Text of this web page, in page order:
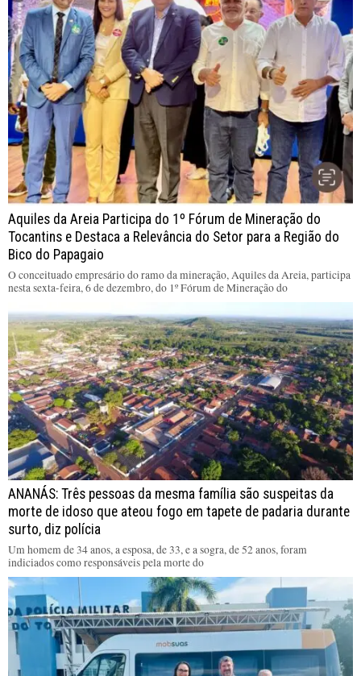
Aquiles da Areia Participa do 1º Fórum de Mineração do
Tocantins e Destaca a Relevância do Setor para a Região do
Bico do Papagaio
O conceituado empresário do ramo da mineração, Aquiles da Areia, participa
nesta sexta-feira, 6 de dezembro, do 1º Fórum de Mineração do
ANANÁS: Três pessoas da mesma família são suspeitas da
morte de idoso que ateou fogo em tapete de padaria durante
surto, diz polícia
Um homem de 34 anos, a esposa, de 33, e a sogra, de 52 anos, foram
indiciados como responsáveis pela morte do